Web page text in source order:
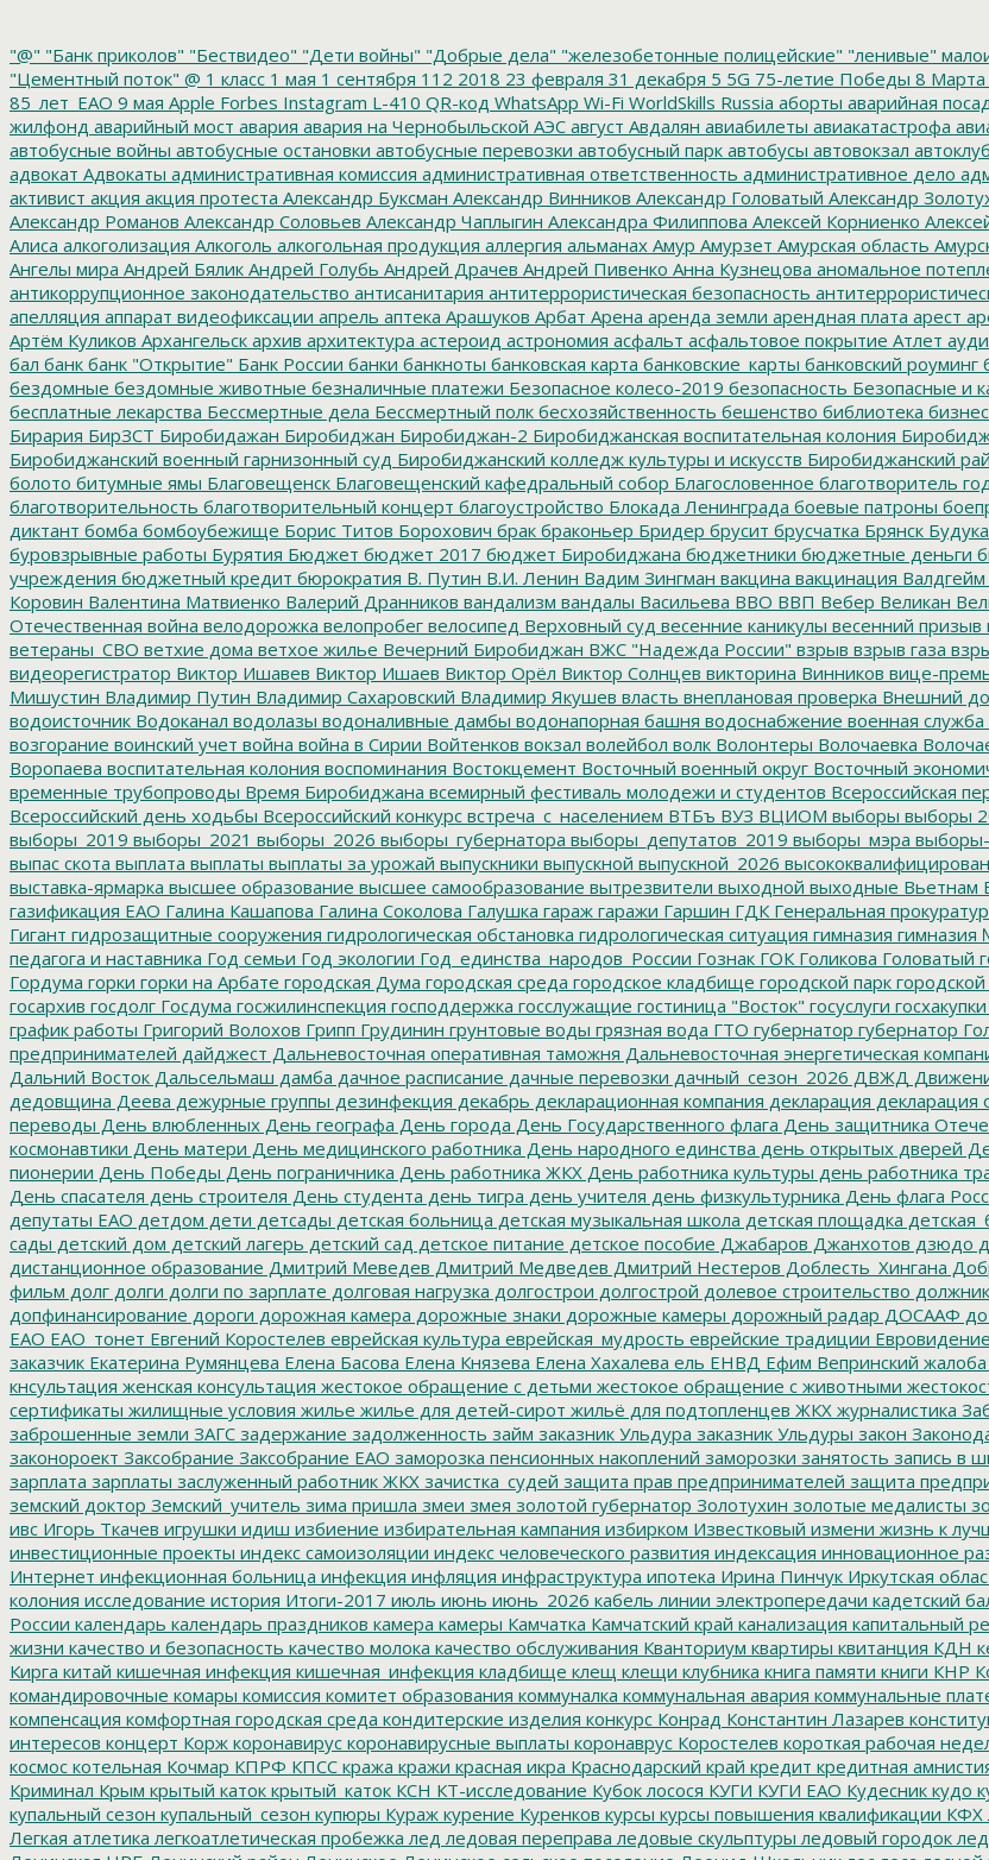
"@" "Банк приколов" "Бествидео" "Дети войны" "Добрые дела" "железобетонные полицейские" "ленивые"
"Цементный поток" @ 1 класс 1 мая 1 сентября 112 2018 23 февраля 31 декабря 5 5G 75-летие Победы 8 Марта
85_лет_ЕАО 9 мая Apple Forbes Instagram L-410 QR-код WhatsApp Wi-Fi WorldSkills Russia аборты аварийная
жилфонд аварийный мост авария авария на Чернобыльской АЭС август Авдалян авиабилеты авиакатастрофа
автобусные войны автобусные остановки автобусные перевозки автобусный парк автобусы автовокзал автоклуб
адвокат Адвокаты административная комиссия административная ответственность административное дело
активист акция акция протеста Александр Буксман Александр Винников Александр Головатый Александр
Александр Романов Александр Соловьев Александр Чаплыгин Александра Филиппова Алексей Корниенко
Алиса алкоголизация Алкоголь алкогольная продукция аллергия альманах Амур Амурзет Амурская область
Ангелы мира Андрей Бялик Андрей Голубь Андрей Драчев Андрей Пивенко Анна Кузнецова аномальное
антикоррупционное законодательство антисанитария антитеррористическая безопасность
апелляция аппарат видеофиксации апрель аптека Арашуков Арбат Арена аренда земли арендная плата арест
Артём Куликов Архангельск архив архитектура астероид астрономия асфальт асфальтовое покрытие Атлет
бал банк банк "Открытие" Банк России банки банкноты банковская карта банковские_карты банковский роуминг
бездомные бездомные животные безналичные платежи Безопасное колесо-2019 безопасность Безопасные и
бесплатные лекарства Бессмертные дела Бессмертный полк бесхозяйственность бешенство библиотека бизнес
Бирария БирЗСТ Биробидажан Биробиджан Биробиджан-2 Биробиджанская воспитательная колония
Биробиджанский военный гарнизонный суд Биробиджанский колледж культуры и искусств Биробиджанский
болото битумные ямы Благовещенск Благовещенский кафедральный собор Благословенное благотворитель
благотворительность благотворительный концерт благоустройство Блокада Ленинграда боевые патроны
диктант бомба бомбоубежище Борис Титов Борохович брак браконьер Бридер брусит брусчатка Брянск
буровзрывные работы Бурятия Бюджет бюджет 2017 бюджет Биробиджана бюджетники бюджетные деньги
учреждения бюджетный кредит бюрократия В. Путин В.И. Ленин Вадим Зингман вакцина вакцинация Валдгейм
Коровин Валентина Матвиенко Валерий Дранников вандализм вандалы Васильева ВВО ВВП Вебер Великан
Отечественная война велодорожка велопробег велосипед Верховный суд весенние каникулы весенний призыв
ветераны_СВО ветхие дома ветхое жилье Вечерний Биробиджан ВЖС "Надежда России" взрыв взрыв газа
видеорегистратор Виктор Ишавев Виктор Ишаев Виктор Орёл Виктор Солнцев викторина Винников вице-
Мишустин Владимир Путин Владимир Сахаровский Владимир Якушев власть внеплановая проверка Внешний
водоисточник Водоканал водолазы водоналивные дамбы водонапорная башня водоснабжение военная служба
возгорание воинский учет война война в Сирии Войтенков вокзал волейбол волк Волонтеры Волочаевка
Воропаева воспитательная колония воспоминания Востокцемент Восточный военный округ Восточный
временные трубопроводы Время Биробиджана всемирный фестиваль молодежи и студентов Всероссийская
Всероссийский день ходьбы Всероссийский конкурс встреча_с_населением ВТБъ ВУЗ ВЦИОМ выборы выборы
выборы_2019 выборы_2021 выборы_2026 выборы_губернатора выборы_депутатов_2019 выборы_мэра
выпас скота выплата выплаты выплаты за урожай выпускники выпускной выпускной_2026
выставка-ярмарка высшее образование высшее самообразование вытрезвители выходной выходные Вьетнам
газификация ЕАО Галина Кашапова Галина Соколова Галушка гараж гаражи Гаршин ГДК Генеральная
Гигант гидрозащитные сооружения гидрологическая обстановка гидрологическая ситуация гимназия гимназия
педагога и наставника Год семьи Год экологии Год_единства_народов_России Гознак ГОК Голикова Головатый
Гордума горки горки на Арбате городская Дума городская среда городское кладбище городской парк
госархив госдолг Госдума госжилинспекция господдержка госслужащие гостиница "Восток" госуслуги госхакупки
график работы Григорий Волохов Грипп Грудинин грунтовые воды грязная вода ГТО губернатор губернатор
предпринимателей дайджест Дальневосточная оперативная таможня Дальневосточная энергетическая
Дальний Восток Дальсельмаш дамба дачное расписание дачные перевозки дачный_сезон_2026 ДВЖД
дедовщина Деева дежурные группы дезинфекция декабрь декларационная компания декларация декларация
переводы День влюбленных День географа День города День Государственного флага День защитника
космонавтики День матери День медицинского работника День народного единства день открытых дверей
пионерии День Победы День пограничника День работника ЖКХ День работника культуры день работника
День спасателя день строителя День студента день тигра день учителя день физкультурника День флага
депутаты ЕАО детдом дети детсады детская больница детская музыкальная школа детская площадка
сады детский дом детский лагерь детский сад детское питание детское пособие Джабаров Джанхотов дзюдо
дистанционное образование Дмитрий Меведев Дмитрий Медведев Дмитрий Нестеров Доблесть_Хингана
фильм долг долги долги по зарплате долговая нагрузка долгострои долгострой долевое строительство
допфинансирование дороги дорожная камера дорожные знаки дорожные камеры дорожный радар ДОСААФ
ЕАО ЕАО_тонет Евгений Коростелев еврейская культура еврейская_мудрость еврейские традиции Евровидение
заказчик Екатерина Румянцева Елена Басова Елена Князева Елена Хахалева ель ЕНВД Ефим Вепринский жалоба
кнсультация женская консультация жестокое обращение с детьми жестокое обращение с животными
сертификаты жилищные условия жилье жилье для детей-сирот жильё для подтопленцев ЖКХ журналистика
заброшенные земли ЗАГС задержание задолженность займ заказник Ульдура заказник Ульдуры закон
законороект Заксобрание Заксобрание ЕАО заморозка пенсионных накоплений заморозки занятость запись в
зарплата зарплаты заслуженный работник ЖКХ зачистка_судей защита прав предпринимателей защита
земский доктор Земский_учитель зима пришла змеи змея золотой губернатор Золотухин золотые медалисты
ивс Игорь Ткачев игрушки идиш избиение избирательная кампания избирком Известковый измени жизнь к
инвестиционные проекты индекс самоизоляции индекс человеческого развития индексация инновационное
Интернет инфекционная больница инфекция инфляция инфраструктура ипотека Ирина Пинчук Иркутская
колония исследование история Итоги-2017 июль июнь июнь_2026 кабель линии электропередачи кадетский
России календарь календарь праздников камера камеры Камчатка Камчатский край канализация капитальный
жизни качество и безопасность качество молока качество обслуживания Кванториум квартиры квитанция КДН
Кирга китай кишечная инфекция кишечная_инфекция кладбище клещ клещи клубника книга памяти книги КНР
командировочные комары комиссия комитет образования коммуналка коммунальная авария коммунальные
компенсация комфортная городская среда кондитерские изделия конкурс Конрад Константин Лазарев
интересов концерт Корж коронавирус коронавирусные выплаты коронаврус Коростелев короткая рабочая
космос котельная Кочмар КПРФ КПСС кража кражи красная икра Краснодарский край кредит кредитная
Криминал Крым крытый каток крытый_каток КСН КТ-исследование Кубок лосося КУГИ КУГИ ЕАО Кудесник кудо
купальный сезон купальный_сезон купюры Кураж курение Куренков курсы курсы повышения квалификации КФХ
Легкая атлетика легкоатлетическая пробежка лед ледовая переправа ледовые скульптуры ледовый городок